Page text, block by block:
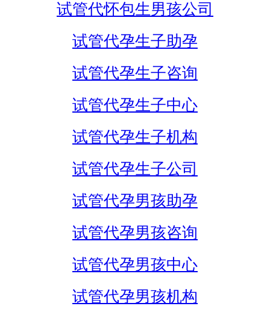
试管代怀包生男孩公司
试管代孕生子助孕
试管代孕生子咨询
试管代孕生子中心
试管代孕生子机构
试管代孕生子公司
试管代孕男孩助孕
试管代孕男孩咨询
试管代孕男孩中心
试管代孕男孩机构